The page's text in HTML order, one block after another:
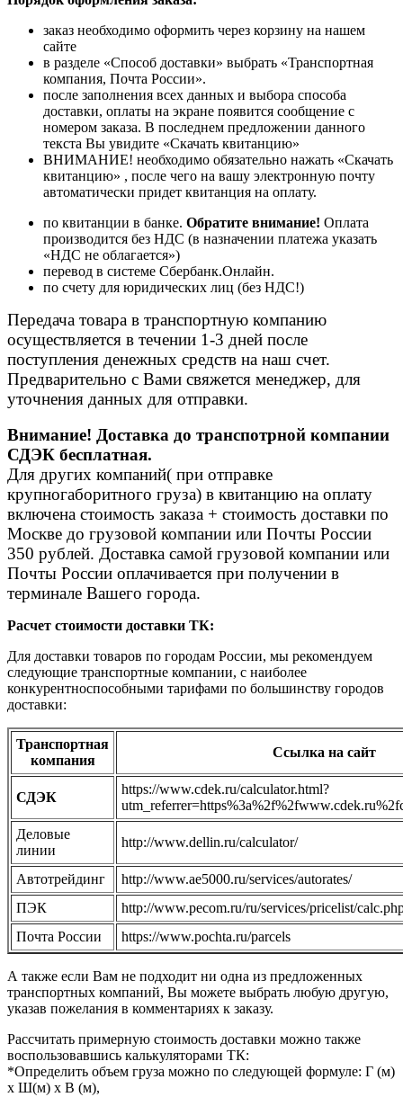
заказ необходимо оформить через корзину на нашем
сайте
в разделе «Способ доставки» выбрать «Транспортная
компания, Почта России».
после заполнения всех данных и выбора способа
доставки, оплаты на экране появится сообщение с
номером заказа. В последнем предложении данного
текста Вы увидите «Скачать квитанцию»
ВНИМАНИЕ! необходимо обязательно нажать «Скачать
квитанцию» , после чего на вашу электронную почту
автоматически придет квитанция на оплату.
по квитанции в банке. Обратите внимание! Оплата
производится без НДС (в назначении платежа указать
«НДС не облагается»)
перевод в системе Сбербанк.Онлайн.
по счету для юридических лиц (без НДС!)
Передача товара в транспортную компанию
осуществляется в течении 1-3 дней после
поступления денежных средств на наш счет.
Предварительно с Вами свяжется менеджер, для
уточнения данных для отправки.
Внимание! Доставка до транспотрной компании
СДЭК бесплатная.
Для других компаний( при отправке
крупногаборитного груза) в квитанцию на оплату
включена стоимость заказа + стоимость доставки по
Москве до грузовой компании или Почты России
350 рублей. Доставка самой грузовой компании или
Почты России оплачивается при получении в
терминале Вашего города.
Расчет стоимости доставки ТК:
Для доставки товаров по городам России, мы рекомендуем
следующие транспортные компании, с наиболее
конкурентноспособными тарифами по большинству городов
доставки:
Транспортная
компания
Ссылка на сайт
СДЭК
https://www.cdek.ru/calculator.html?
Деловые
линии
http://www.dellin.ru/calculator/
Автотрейдинг
http://www.ae5000.ru/services/autorates/
ПЭК
http://www.pecom.ru/ru/services/pricelist/
Почта России
https://www.pochta.ru/parcels
А также если Вам не подходит ни одна из предложенных
транспортных компаний, Вы можете выбрать любую другую,
указав пожелания в комментариях к заказу.
Рассчитать примерную стоимость доставки можно также
воспользовавшись калькуляторами ТК:
*Определить объем груза можно по следующей формуле: Г (м)
х Ш(м) х В (м),